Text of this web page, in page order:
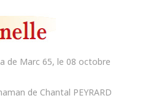
de Marc 65, le 08 octobre
de Chantal PEYRARD